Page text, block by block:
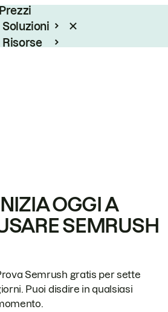
Prezzi
Soluzioni
Risorse
INIZIA OGGI A
SEMRUSH
Semrush gratis per sette
Puoi disdire in qualsiasi